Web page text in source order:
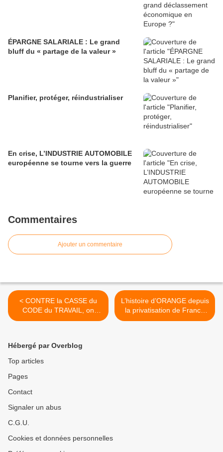
ÉPARGNE SALARIALE : Le grand
bluff du « partage de la valeur »
Planifier, protéger, réindustrialiser
En crise, L’INDUSTRIE AUTOMOBILE
européenne se tourne vers la guerre
Commentaires
Ajouter un commentaire
< CONTRE la CASSE du
CODE du TRAVAIL, on
prépare le 12 SEPTEMBRE
L’histoire d’ORANGE depuis
la privatisation de France
Telecom... >
Hébergé par Overblog
Top articles
Pages
Contact
Signaler un abus
C.G.U.
Cookies et données personnelles